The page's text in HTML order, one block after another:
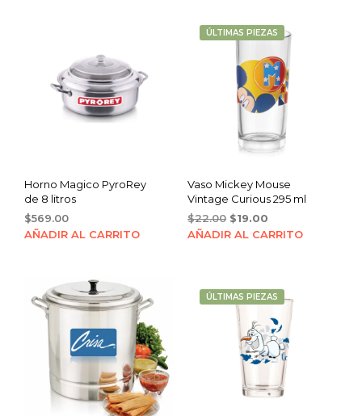
Horno Magico PyroRey
de 8 litros
$569.00
AÑADIR AL CARRITO
ÚLTIMAS PIEZAS
Vaso Mickey Mouse
Vintage Curious 295 ml
$22.00 Original
price
$19.00Current
price
AÑADIR AL CARRITO
ÚLTIMAS PIEZAS